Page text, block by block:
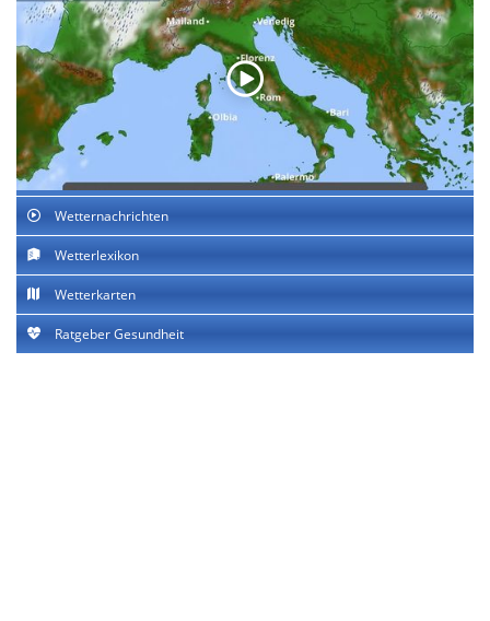
Wetternachrichten
Wetterlexikon
Wetterkarten
Ratgeber Gesundheit